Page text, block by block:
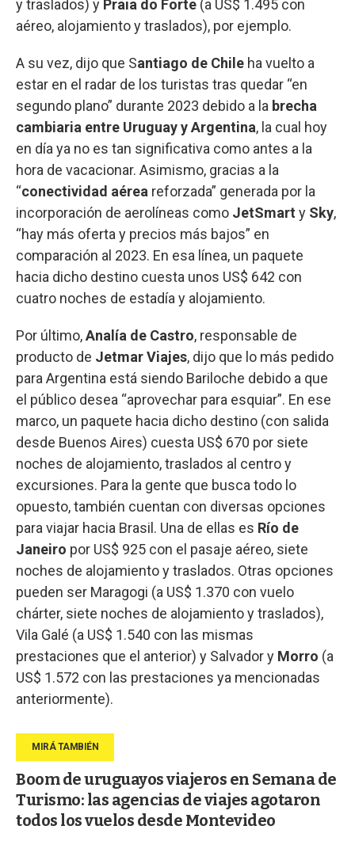
y traslados) y Praia do Forte (a US$ 1.495 con
aéreo, alojamiento y traslados), por ejemplo.
A su vez, dijo que Santiago de Chile ha vuelto a
estar en el radar de los turistas tras quedar “en
segundo plano” durante 2023 debido a la brecha
cambiaria entre Uruguay y Argentina, la cual hoy
en día ya no es tan significativa como antes a la
hora de vacacionar. Asimismo, gracias a la
“conectividad aérea reforzada” generada por la
incorporación de aerolíneas como JetSmart y Sky,
“hay más oferta y precios más bajos” en
comparación al 2023. En esa línea, un paquete
hacia dicho destino cuesta unos US$ 642 con
cuatro noches de estadía y alojamiento.
Por último,Analía de Castro, responsable de
producto de Jetmar Viajes, dijo que lo más pedido
para Argentina está siendo Bariloche debido a que
el público desea “aprovechar para esquiar”. En ese
marco, un paquete hacia dicho destino (con salida
desde Buenos Aires) cuesta US$ 670 por siete
noches de alojamiento, traslados al centro y
excursiones. Para la gente que busca todo lo
opuesto, también cuentan con diversas opciones
para viajar hacia Brasil. Una de ellas es Río de
Janeiro por US$ 925 con el pasaje aéreo, siete
noches de alojamiento y traslados. Otras opciones
pueden ser Maragogi (a US$ 1.370 con vuelo
chárter, siete noches de alojamiento y traslados),
Vila Galé (a US$ 1.540 con las mismas
prestaciones que el anterior) y Salvador y Morro (a
US$ 1.572 con las prestaciones ya mencionadas
anteriormente).
Boom de uruguayos viajeros en Semana de
Turismo: las agencias de viajes agotaron
todos los vuelos desde Montevideo